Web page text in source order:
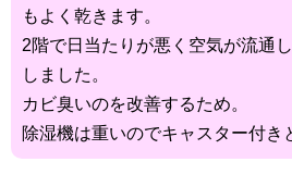
もよく乾きます。
2階で日当たりが悪く空気が流通
しました。
カビ臭いのを改善するため。
除湿機は重いのでキャスター付き